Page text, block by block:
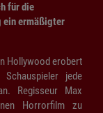
für die
ein ermäßigter
Hollywood erobert
jede
Regisseur Max
Horrorfilm zu